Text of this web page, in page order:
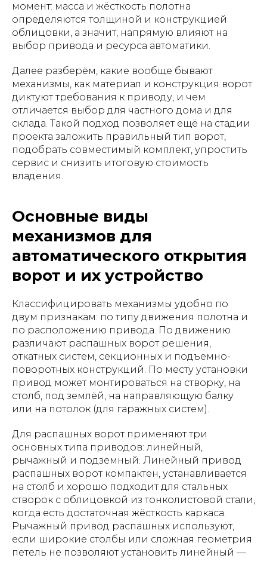
момент: масса и жёсткость полотна
определяются толщиной и конструкцией
облицовки, а значит, напрямую влияют на
выбор привода и ресурса автоматики.
Далее разберём, какие вообще бывают
механизмы, как материал и конструкция ворот
диктуют требования к приводу, и чем
отличается выбор для частного дома и для
склада. Такой подход позволяет ещё на стадии
проекта заложить правильный тип ворот,
подобрать совместимый комплект, упростить
сервис и снизить итоговую стоимость
владения.
Основные виды
механизмов для
автоматического открытия
ворот и их устройство
Классифицировать механизмы удобно по
двум признакам: по типу движения полотна и
по расположению привода. По движению
различают распашных ворот решения,
откатных систем, секционных и подъемно-
поворотных конструкций. По месту установки
привод может монтироваться на створку, на
столб, под землёй, на направляющую балку
или на потолок (для гаражных систем).
Для распашных ворот применяют три
основных типа приводов: линейный,
рычажный и подземный. Линейный привод
распашных ворот компактен, устанавливается
на столб и хорошо подходит для стальных
створок с облицовкой из тонколистовой стали,
когда есть достаточная жёсткость каркаса.
Рычажный привод распашных используют,
если широкие столбы или сложная геометрия
петель не позволяют установить линейный —